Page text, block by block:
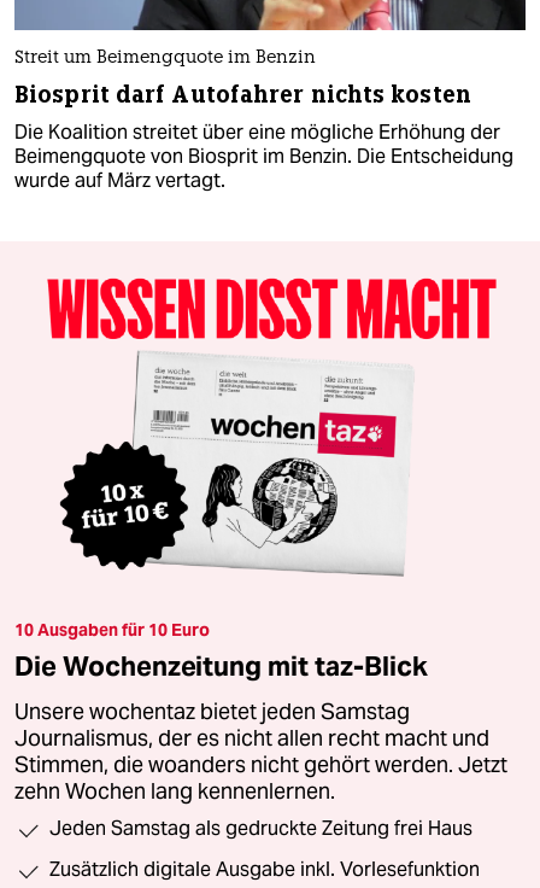
Streit um Beimengquote im Benzin
Biosprit darf Autofahrer nichts kosten
Die Koalition streitet über eine mögliche Erhöhung der
Beimengquote von Biosprit im Benzin. Die Entscheidung
wurde auf März vertagt.
10 Ausgaben für 10 Euro
Die Wochenzeitung mit taz-Blick
Unsere wochentaz bietet jeden Samstag
Journalismus, der es nicht allen recht macht und
Stimmen, die woanders nicht gehört werden. Jetzt
zehn Wochen lang kennenlernen.
Jeden Samstag als gedruckte Zeitung frei Haus
Zusätzlich digitale Ausgabe inkl. Vorlesefunktion